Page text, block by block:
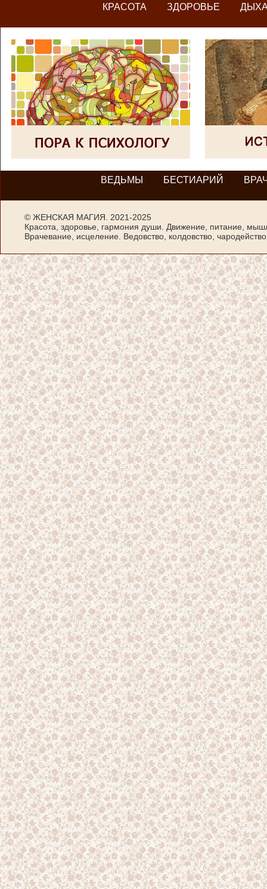
КРАСОТА ЗДОРОВЬЕ
ВЕДЬМЫ БЕСТИАРИЙ
© ЖЕНСКАЯ МАГИЯ . 2021-2025
Красота, здоровье, гармония души. Движение, питание,
Врачевание, исцеление. Ведовство, колдовство,